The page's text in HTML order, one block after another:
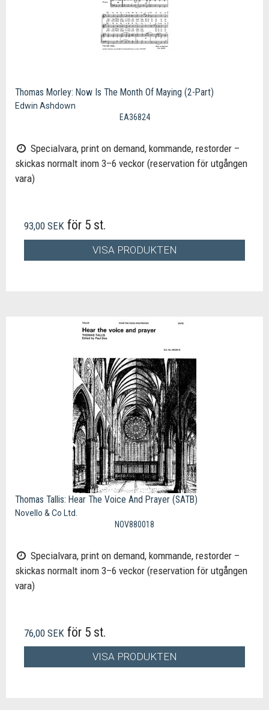
Thomas Morley: Now Is The Month Of Maying (2-Part)
Edwin Ashdown
EA36824
Specialvara, print on demand, kommande, restorder –
skickas normalt inom 3–6 veckor (reservation för utgången
vara)
93,00 SEK för 5 st.
VISA PRODUKTEN
Thomas Tallis: Hear The Voice And Prayer (SATB)
Novello & Co Ltd.
NOV880018
Specialvara, print on demand, kommande, restorder –
skickas normalt inom 3–6 veckor (reservation för utgången
vara)
76,00 SEK för 5 st.
VISA PRODUKTEN